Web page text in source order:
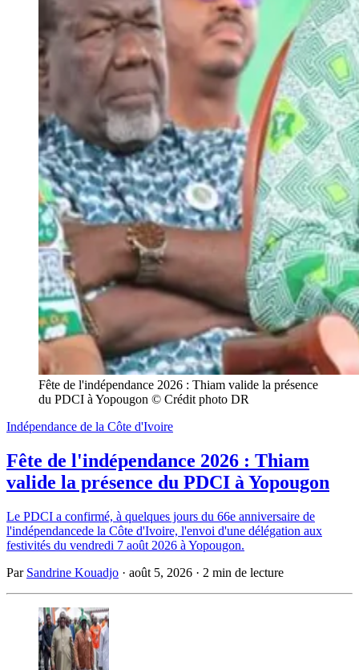
Fête de l'indépendance 2026 : Thiam valide la présence
du PDCI à Yopougon © Crédit photo DR
Indépendance de la Côte d'Ivoire
Fête de l'indépendance 2026 : Thiam
valide la présence du PDCI à Yopougon
Le PDCI a confirmé, à quelques jours du 66e anniversaire de
l'indépendancede la Côte d'Ivoire, l'envoi d'une délégation aux
festivités du vendredi 7 août 2026 à Yopougon.
Par Sandrine Kouadjo · août 5, 2026 · 2 min de lecture